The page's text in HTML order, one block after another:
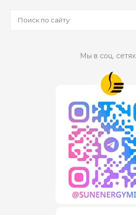
Мы в соц. сетях